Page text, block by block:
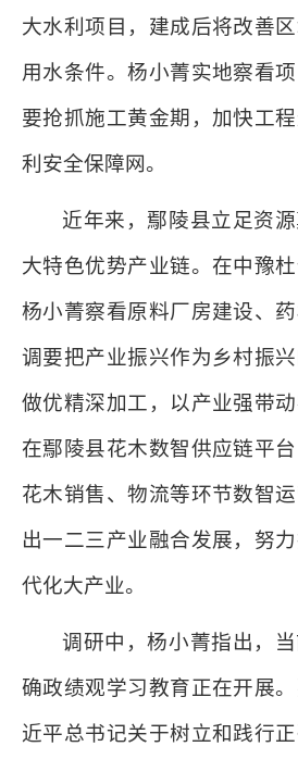
大水利项目，建成后将改善
用水条件。杨小菁实地察看
要抢抓施工黄金期，加快工
利安全保障网。
近年来，鄢陵县立足资
大特色优势产业链。在中豫杜
杨小菁察看原料厂房建设、
调要把产业振兴作为乡村振
做优精深加工，以产业强带动
在鄢陵县花木数智供应链平
花木销售、物流等环节数智
出一二三产业融合发展，努
代化大产业。
调研中，杨小菁指出，
确政绩观学习教育正在开展
近平总书记关于树立和践行